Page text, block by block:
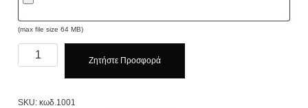
(max file size 64 MB)
Souver
Δερμάτινα
Ζητήστε Προσφορά
SKU:κωδ.1001